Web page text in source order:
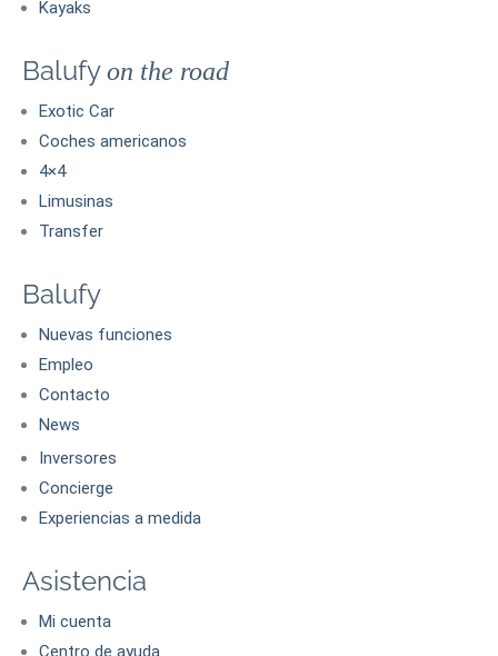
Kayaks
Balufyon the road
Exotic Car
Coches americanos
4×4
Limusinas
Transfer
Balufy
Nuevas funciones
Empleo
Contacto
News
Inversores
Concierge
Experiencias a medida
Asistencia
Mi cuenta
Centro de ayuda